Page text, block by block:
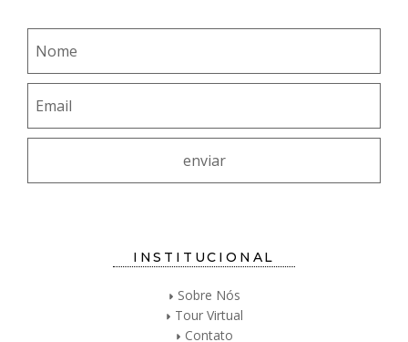
INSTITUCIONAL
Sobre Nós
Tour Virtual
Contato